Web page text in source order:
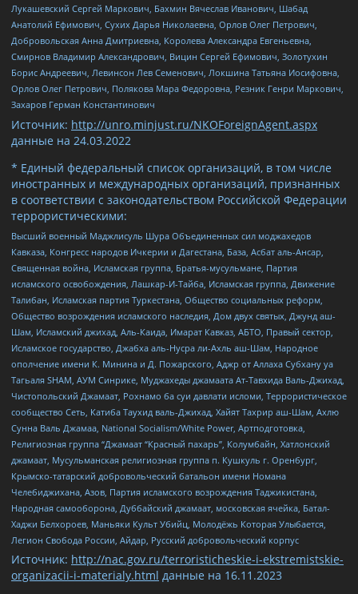
Лукашевский Сергей Маркович, Бахмин Вячеслав Иванович, Шабад
Анатолий Ефимович, Сухих Дарья Николаевна, Орлов Олег Петрович,
Добровольская Анна Дмитриевна, Королева Александра Евгеньевна,
Смирнов Владимир Александрович, Вицин Сергей Ефимович, Золотухин
Борис Андреевич, Левинсон Лев Семенович, Локшина Татьяна Иосифовна,
Орлов Олег Петрович, Полякова Мара Федоровна, Резник Генри Маркович,
Захаров Герман Константинович
Источник: http://unro.minjust.ru/NKOForeignAgent.aspx
данные на 24.03.2022
* Единый федеральный список организаций, в том числе
иностранных и международных организаций, признанных
в соответствии с законодательством Российской Федерации
террористическими:
Высший военный Маджлисуль Шура Объединенных сил моджахедов
Кавказа, Конгресс народов Ичкерии и Дагестана, База, Асбат аль-Ансар,
Священная война, Исламская группа, Братья-мусульмане, Партия
исламского освобождения, Лашкар-И-Тайба, Исламская группа, Движение
Талибан, Исламская партия Туркестана, Общество социальных реформ,
Общество возрождения исламского наследия, Дом двух святых, Джунд аш-
Шам, Исламский джихад, Аль-Каида, Имарат Кавказ, АБТО, Правый сектор,
Исламское государство, Джабха аль-Нусра ли-Ахль аш-Шам, Народное
ополчение имени К. Минина и Д. Пожарского, Аджр от Аллаха Субхану уа
Тагьаля SHAM, АУМ Синрике, Муджахеды джамаата Ат-Тавхида Валь-Джихад,
Чистопольский Джамаат, Рохнамо ба суи давлати исломи, Террористическое
сообщество Сеть, Катиба Таухид валь-Джихад, Хайят Тахрир аш-Шам, Ахлю
Сунна Валь Джамаа, National Socialism/White Power, Артподготовка,
Религиозная группа “Джамаат “Красный пахарь”, Колумбайн, Хатлонский
джамаат, Мусульманская религиозная группа п. Кушкуль г. Оренбург,
Крымско-татарский добровольческий батальон имени Номана
Челебиджихана, Азов, Партия исламского возрождения Таджикистана,
Народная самооборона, Дуббайский джамаат, московская ячейка, Батал-
Хаджи Белхороев, Маньяки Культ Убийц, Молодёжь Которая Улыбается,
Легион Свобода России, Айдар, Русский добровольческий корпус
Источник: http://nac.gov.ru/terroristicheskie-i-ekstremistskie-
organizacii-i-materialy.html данные на 16.11.2023